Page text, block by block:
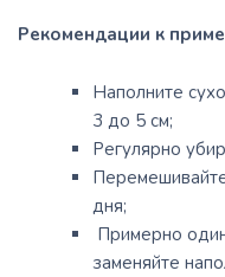
Рекомендации к
Наполните
3 до 5 см;
Регулярно
дня;
Примерно
заменяйте